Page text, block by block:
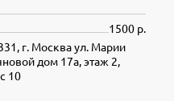
1500 р.
г. Москва ул. Марии
дом 17а, этаж 2,
10